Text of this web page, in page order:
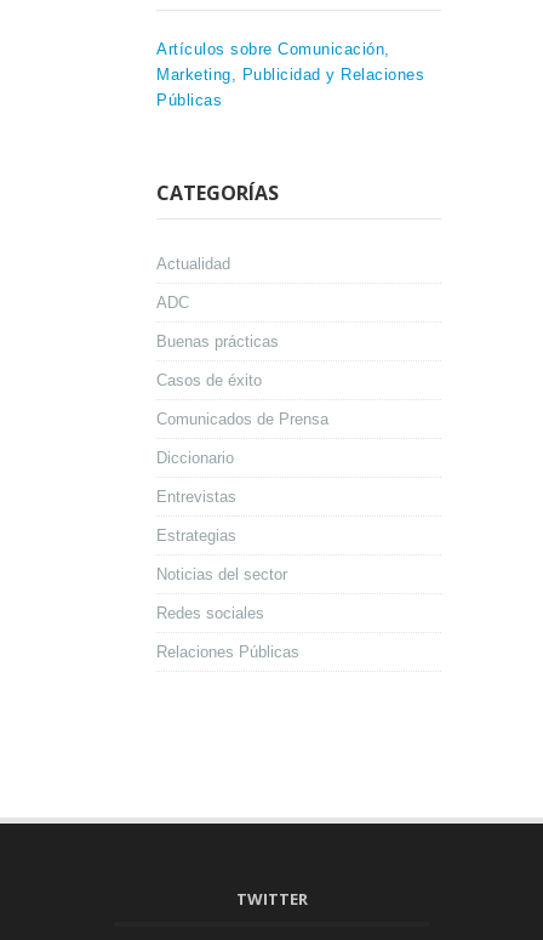
Artículos sobre Comunicación,
Marketing, Publicidad y Relaciones
Públicas
CATEGORÍAS
Actualidad
ADC
Buenas prácticas
Casos de éxito
Comunicados de Prensa
Diccionario
Entrevistas
Estrategias
Noticias del sector
Redes sociales
Relaciones Públicas
TWITTER